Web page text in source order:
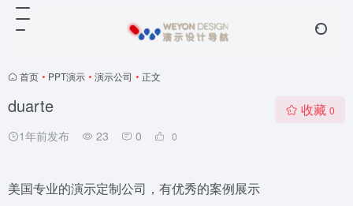
首页 • PPT演示 • 演示公司 • 正文
duarte
1年前发布 23 0 0
收藏 0
美国专业的演示定制公司，有优秀的案例展示